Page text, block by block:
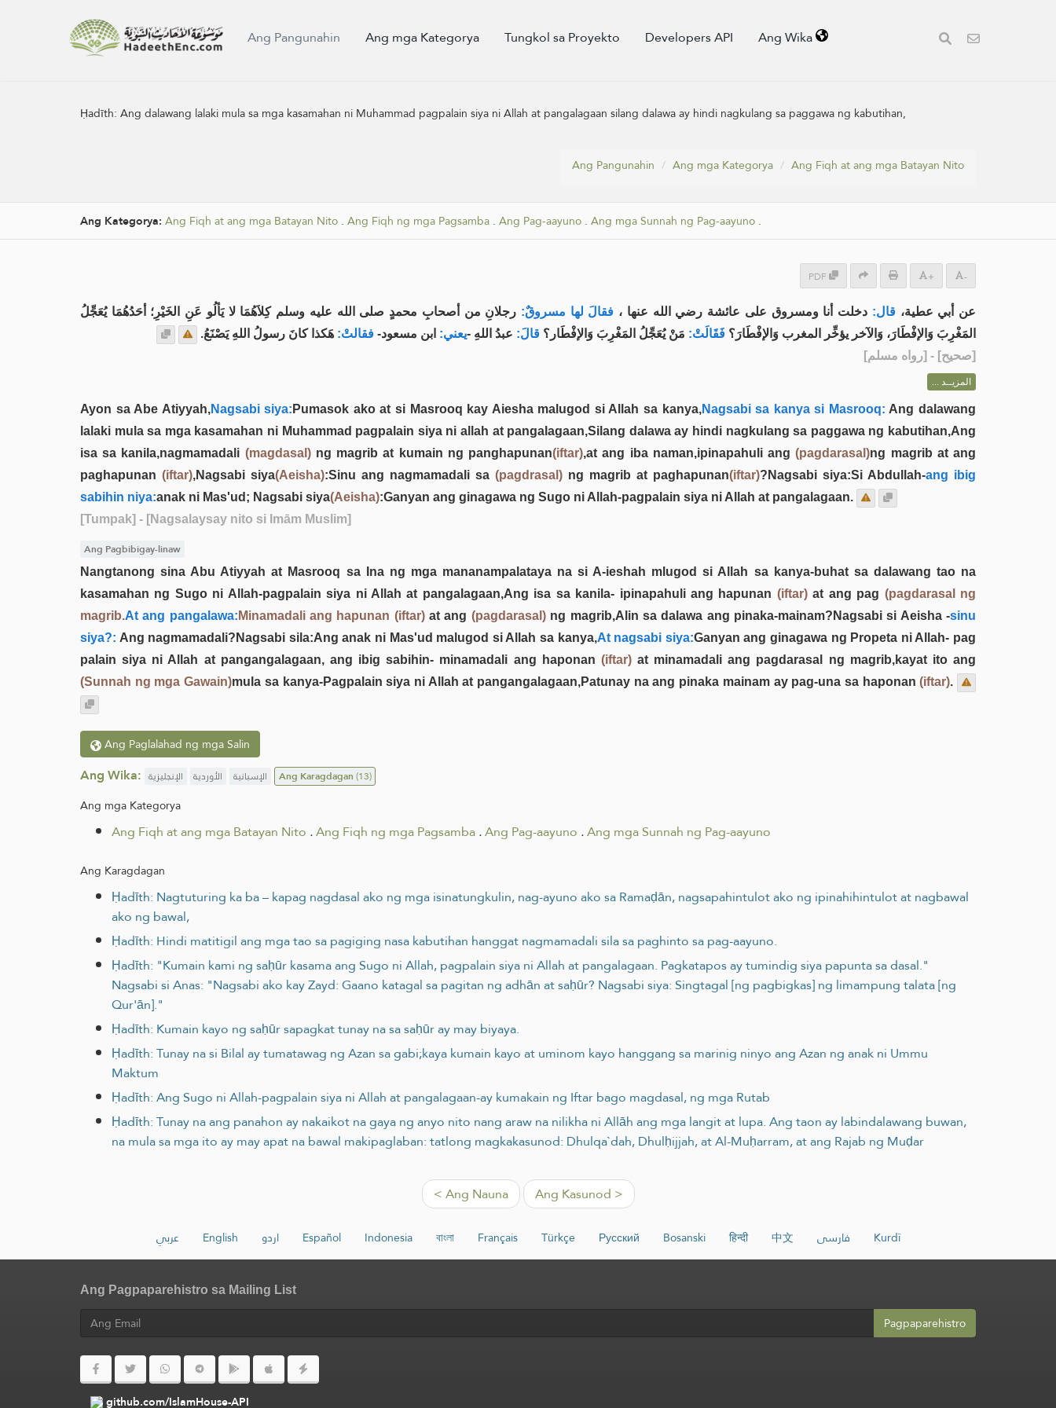
Ang Pangunahin Ang mga Kategorya Tungkol sa Proyekto Developers API Ang Wika
Ḥadīth:Ang dalawang lalaki mula sa mga kasamahan ni Muhammad pagpalain siya ni Allah at pangalagaan silang dalawa ay hindi nagkulang sa paggawa ng kabutihan,
Ang Pangunahin Ang mga Kategorya Ang Fiqh at ang mga Batayan Nito
Ang Kategorya: Ang Fiqh at ang mga Batayan Nito . Ang Fiqh ng mga Pagsamba . Ang Pag-aayuno . Ang mga Sunnah ng Pag-aayuno .
PDF + -
عن أبي عطية، قال: دخلت أنا ومسروق على عائشة رضي الله عنها ، فقالَ لها مسروقٌ: رجلانِ من أصحابِ محمدٍ صلى الله عليه وسلم كِلاَهُمَا لا يَألُو عَنِ الخَيْرِ؛ أحَدُهُمَا يُعَجِّلُ
المَغْرِبَ وَالإفْطَارَ، وَالآخر يؤخِّر المغرب وَالإفْطَارَ؟ فَقَالَتْ: مَنْ يُعَجِّلُ المَغْرِبَ وَالإفْطَار؟ قالَ: عبدُ اللهِ -يعني: ابن مسعود- فقالتْ: هَكذا كانَ رسولُ اللهِ يَصْنَعُ.
[صحيح] - [رواه مسلم]
المزيــد ...
Ayon sa Abe Atiyyah,Nagsabi siya: Pumasok ako at si Masrooq kay Aiesha malugod si Allah sa kanya,Nagsabi sa kanya si Masrooq: Ang dalawang
lalaki mula sa mga kasamahan ni Muhammad pagpalain siya ni allah at pangalagaan,Silang dalawa ay hindi nagkulang sa paggawa ng kabutihan,Ang
isa sa kanila,nagmamadali (magdasal)ng magrib at kumain ng panghapunan(iftar),at ang iba naman,ipinapahuli ang(pagdarasal)ng magrib at ang
paghapunan (iftar),Nagsabi siya(Aeisha):Sinu ang nagmamadali sa (pagdrasal) ng magrib at paghapunan(iftar)?Nagsabi siya:Si Abdullah-ang ibig
sabihin niya:anak ni Mas'ud; Nagsabi siya(Aeisha):Ganyan ang ginagawa ng Sugo ni Allah-pagpalain siya ni Allah at pangalagaan.
[Tumpak] - [Nagsalaysay nito si Imām Muslim]
Ang Pagbibigay-linaw
Nangtanong sina Abu Atiyyah at Masrooq sa Ina ng mga mananampalataya na si A-ieshah mlugod si Allah sa kanya-buhat sa dalawang tao na
kasamahan ng Sugo ni Allah-pagpalain siya ni Allah at pangalagaan,Ang isa sa kanila- ipinapahuli ang hapunan (iftar)at ang pag (pagdarasal ng
magrib.At ang pangalawa: Minamadali ang hapunan (iftar)at ang (pagdarasal)ng magrib,Alin sa dalawa ang pinaka-mainam?Nagsabi si Aeisha -sinu
siya?: Ang nagmamadali?Nagsabi sila:Ang anak ni Mas'ud malugod si Allah sa kanya,At nagsabi siya:Ganyan ang ginagawa ng Propeta ni Allah- pag
palain siya ni Allah at pangangalagaan, ang ibig sabihin- minamadali ang haponan (iftar)at minamadali ang pagdarasal ng magrib,kayat ito ang
(Sunnah ng mga Gawain)mula sa kanya-Pagpalain siya ni Allah at pangangalagaan,Patunay na ang pinaka mainam ay pag-una sa haponan(iftar).
Ang Paglalahad ng mga Salin
Ang Wika: الإنجليزية الأوردية الإسبانية Ang Karagdagan(13)
Ang mga Kategorya
Ang Fiqh at ang mga Batayan Nito .Ang Fiqh ng mga Pagsamba.Ang Pag-aayuno .Ang mga Sunnah ng Pag-aayuno
Ang Karagdagan
Ḥadīth: Nagtuturing ka ba – kapag nagdasal ako ng mga isinatungkulin, nag-ayuno ako sa Ramaḍān, nagsapahintulot ako ng ipinahihintulot at nagbawal
ako ng bawal,
Ḥadīth: Hindi matitigil ang mga tao sa pagiging nasa kabutihan hanggat nagmamadali sila sa paghinto sa pag-aayuno.
Ḥadīth: "Kumain kami ng saḥūr kasama ang Sugo ni Allah, pagpalain siya ni Allah at pangalagaan. Pagkatapos ay tumindig siya papunta sa dasal."
Nagsabi si Anas: "Nagsabi ako kay Zayd: Gaano katagal sa pagitan ng adhān at saḥūr? Nagsabi siya: Singtagal [ng pagbigkas] ng limampung talata [ng
Qur'ān]."
Ḥadīth: Kumain kayo ng saḥūr sapagkat tunay na sa saḥūr ay may biyaya.
Ḥadīth: Tunay na si Bilal ay tumatawag ng Azan sa gabi;kaya kumain kayo at uminom kayo hanggang sa marinig ninyo ang Azan ng anak ni Ummu
Maktum
Ḥadīth: Ang Sugo ni Allah-pagpalain siya ni Allah at pangalagaan-ay kumakain ng Iftar bago magdasal, ng mga Rutab
Ḥadīth: Tunay na ang panahon ay nakaikot na gaya ng anyo nito nang araw na nilikha ni Allāh ang mga langit at lupa. Ang taon ay labindalawang buwan,
na mula sa mga ito ay may apat na bawal makipaglaban: tatlong magkakasunod: Dhulqa`dah, Dhulḥijjah, at Al-Muḥarram, at ang Rajab ng Muḍar
< Ang Nauna Ang Kasunod >
عربي English اردو Español Indonesia বাংলা Français Türkçe Русский Bosanski हिन्दी 中文 فارسی Kurdî
Ang Pagpaparehistro sa Mailing List
Pagpaparehistro
github.com/IslamHouse-API